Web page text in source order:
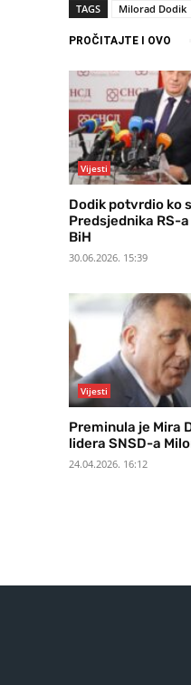
TAGS Milorad Dodik
PROČITAJTE I OVO
Vijesti
Dodik potvrdio ko
Predsjednika RS-
BiH
30.06.2026. 15:39
Vijesti
Preminula je Mira
lidera SNSD-a
24.04.2026. 16:12